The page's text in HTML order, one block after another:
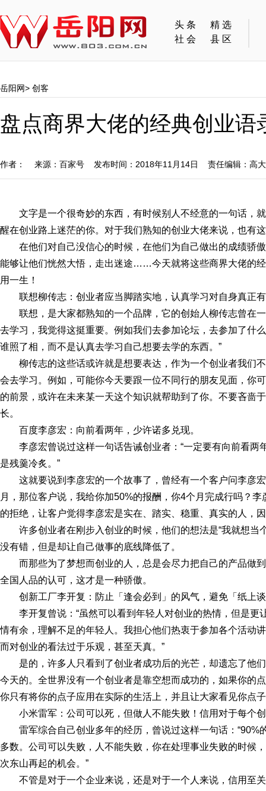
头条
精选
社会
县区
岳阳网> 创客
盘点商界大佬的经典创业
作者： 来源：百家号 发布时间：2018年11月14日 责任编辑：高
文字是一个很奇妙的东西，有时候别人不经意的一句话，
醒在创业路上迷茫的你。对于我们熟知的创业大佬来说，也有
在他们对自己没信心的时候，在他们为自己做出的成绩骄
能够让他们恍然大悟，走出迷途……今天就将这些商界大佬的
用一生！
联想柳传志：创业者应当脚踏实地，认真学习对自身真正
联想，是大家都熟知的一个品牌，它的创始人柳传志曾在
去学习，我觉得这挺重要。例如我们去参加论坛，去参加了什
谁照了相，而不是认真去学习自己想要去学的东西。”
柳传志的这些话或许就是想要表达，作为一个创业者我们
会去学习。例如，可能你今天要跟一位不同行的朋友见面，你
的前景，或许在未来某一天这个知识就帮助到了你。不要吝啬
长。
百度李彦宏：向前看两年，少许诺多兑现。
李彦宏曾说过这样一句话告诫创业者：“一定要有向前看
是残羹冷炙。”
这就要说到李彦宏的一个故事了，曾经有一个客户问李彦
月，那位客户说，我给你加50%的报酬，你4个月完成行吗？
的拒绝，让客户觉得李彦宏是实在、踏实、稳重、真实的人，
许多创业者在刚步入创业的时候，他们的想法是“我就想当
没有错，但是却让自己做事的底线降低了。
而那些为了梦想而创业的人，总是会尽力把自己的产品做
全国人品的认可，这才是一种骄傲。
创新工厂李开复：防止「逢会必到」的风气，避免「纸上
李开复曾说：“虽然可以看到年轻人对创业的热情，但是
情有余，理解不足的年轻人。我担心他们热衷于参加各个活动
而对创业的看法过于乐观，甚至天真。”
是的，许多人只看到了创业者成功后的光芒，却遗忘了他
今天的。全世界没有一个创业者是靠空想而成功的，如果你的
你只有将你的点子应用在实际的生活上，并且让大家看见你点
小米雷军：公司可以死，但做人不能失败！信用对于每个
雷军综合自己创业多年的经历，曾说过这样一句话：
多数。公司可以失败，人不能失败，你在处理事业失败的时候
次东山再起的机会。”
不管是对于一个企业来说，还是对于一个人来说，信用至